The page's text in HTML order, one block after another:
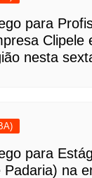
para
Clipele
nesta
para
Padaria) na